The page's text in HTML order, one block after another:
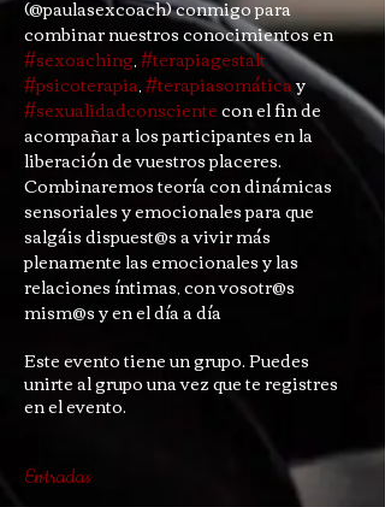
(@paulasexcoach) conmigo para
combinar nuestros conocimientos en
#sexoaching, #terapiagestalt
#psicoterapia, #terapiasomática y
#sexualidadconsciente con el fin de
acompañar a los participantes en la
liberación de vuestros placeres.
Combinaremos teoría con dinámicas
sensoriales y emocionales para que
salgáis dispuest@s a vivir más
plenamente las emocionales y las
relaciones íntimas, con vosotr@s
mism@s y en el día a día
Este evento tiene un grupo. Puedes
unirte al grupo una vez que te registres
en el evento.
Entradas